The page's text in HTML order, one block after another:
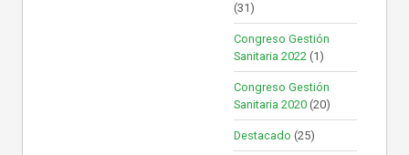
(31)
Congreso Gestión
Sanitaria 2022 (1)
Congreso Gestión
Sanitaria 2020 (20)
Destacado (25)